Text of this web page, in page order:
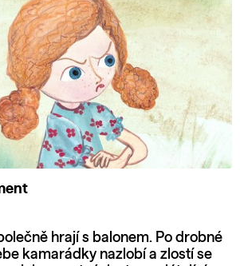
hrají s balonem. Po drobné
kamarádky nazlobí a zlostí se